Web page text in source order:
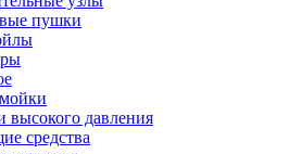
пушки
высокого давления
средства